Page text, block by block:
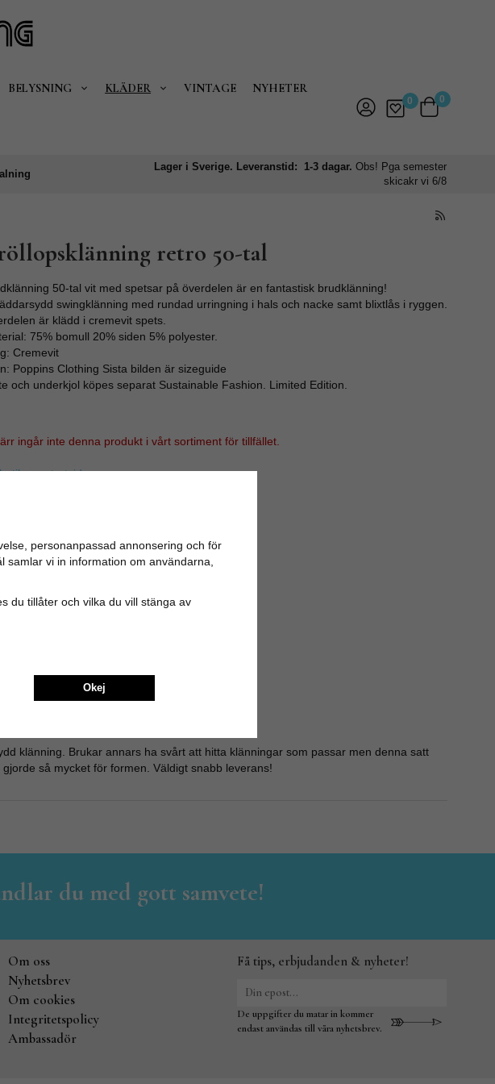
BELYSNING KLÄDER VINTAGE NYHETER
0 0
Lager i Sverige. Leveranstid: 1-3 dagar.Obs! Pga semester
skicakr vi 6/8
retro 50-tal
50-tal vit med spetsar på överdelen är en fantastisk brudklänning!
swingklänning med rundad urringning i hals och nacke samt blixtlås i ryggen.
är klädd i cremevit spets.
75% bomull 20% siden 5% polyester.
Cremevit
Poppins Clothing Sista bilden är sizeguide
och underkjol köpes separat Sustainable Fashion. Limited Edition.
ingår inte denna produkt i vårt sortiment för tillfället.
startsida »
klänning. Brukar annars ha svårt att hitta klänningar som passar men denna satt
så mycket för formen. Väldigt snabb leverans!
du med gott samvete!
Om oss
Nyhetsbrev
Om cookies
Integritetspolicy
Ambassadör
Få tips, erbjudanden & nyheter!
De uppgifter du matar in kommer
endast användas till våra nyhetsbrev.
personanpassad annonsering och för
vi in information om användarna,
du tillåter och vilka du vill stänga av
Okej